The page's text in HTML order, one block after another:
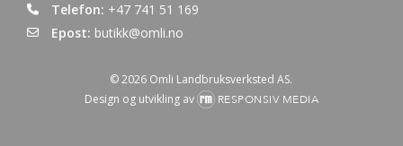
Telefon: +47 741 51 169
Epost: butikk@omli.no
© 2026 Omli Landbruksverksted AS.
Design og utvikling av
RESPONSIV MEDIA